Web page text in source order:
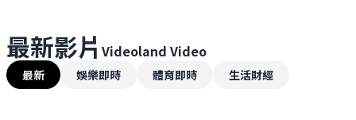
最新影片 Videoland Video
最新 娛樂即時 體育即時 生活財經